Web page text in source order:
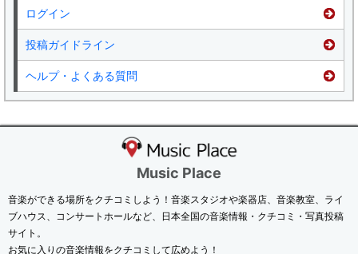
ログイン
投稿ガイドライン
ヘルプ・よくある質問
Music Place
音楽ができる場所をクチコミしよう！音楽スタジオや楽器店、音楽教室、ライ
ブハウス、コンサートホールなど、日本全国の音楽情報・クチコミ・写真投稿
サイト。
お気に入りの音楽情報をクチコミして広めよう！